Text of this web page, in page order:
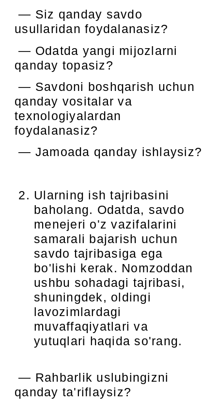
— Siz qanday savdo
usullaridan foydalanasiz?
— Odatda yangi mijozlarni
qanday topasiz?
— Savdoni boshqarish uchun
qanday vositalar va
texnologiyalardan
foydalanasiz?
— Jamoada qanday ishlaysiz?
Ularning ish tajribasini
baholang. Odatda, savdo
menejeri o'z vazifalarini
samarali bajarish uchun
savdo tajribasiga ega
bo'lishi kerak. Nomzoddan
ushbu sohadagi tajribasi,
shuningdek, oldingi
lavozimlardagi
muvaffaqiyatlari va
yutuqlari haqida so'rang.
— Rahbarlik uslubingizni
qanday ta'riflaysiz?